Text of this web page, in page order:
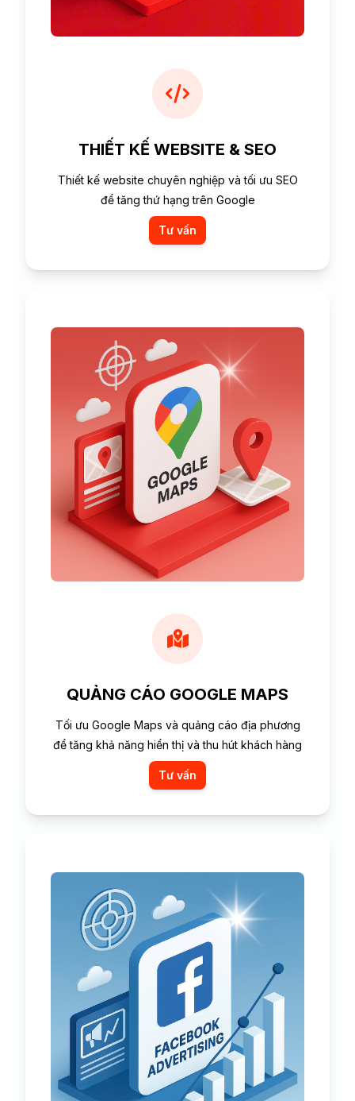
THIẾT KẾ WEBSITE & SEO
Thiết kế website chuyên nghiệp và tối ưu SEO
để tăng thứ hạng trên Google
Tư vấn
QUẢNG CÁO GOOGLE MAPS
Tối ưu Google Maps và quảng cáo địa phương
để tăng khả năng hiển thị và thu hút khách hàng
Tư vấn